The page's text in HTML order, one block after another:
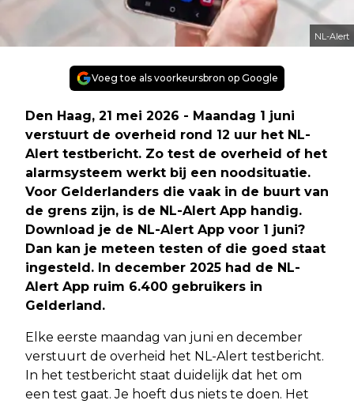
NL-Alert
Voeg toe als voorkeursbron op Google
Den Haag, 21 mei 2026 - Maandag 1 juni
verstuurt de overheid rond 12 uur het NL-
Alert testbericht. Zo test de overheid of het
alarmsysteem werkt bij een noodsituatie.
Voor Gelderlanders die vaak in de buurt van
de grens zijn, is de NL-Alert App handig.
Download je de NL-Alert App voor 1 juni?
Dan kan je meteen testen of die goed staat
ingesteld. In december 2025 had de NL-
Alert App ruim 6.400 gebruikers in
Gelderland.
Elke eerste maandag van juni en december
verstuurt de overheid het NL-Alert testbericht.
In het testbericht staat duidelijk dat het om
een test gaat. Je hoeft dus niets te doen. Het